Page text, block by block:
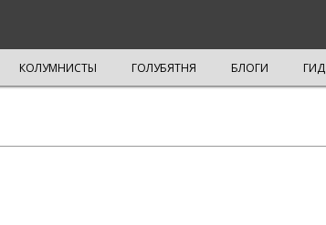
КОЛУМНИСТЫ ГОЛУБЯТНЯ БЛОГИ ГИД